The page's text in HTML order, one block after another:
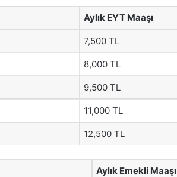
Aylık EYT Maaşı
7,500 TL
8,000 TL
9,500 TL
11,000 TL
12,500 TL
Aylık Emekli Maaşı